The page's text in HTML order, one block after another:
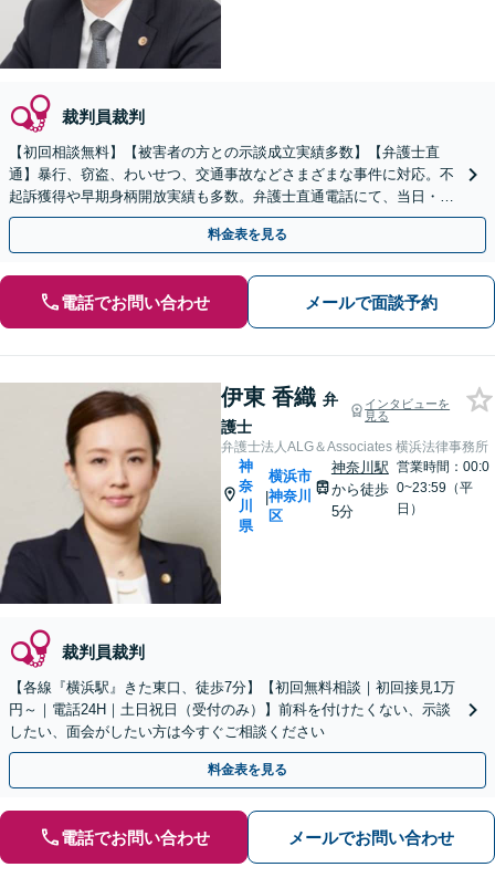
裁判員裁判
【初回相談無料】【被害者の方との示談成立実績多数】【弁護士直
通】暴行、窃盗、わいせつ、交通事故などさまざまな事件に対応。不
起訴獲得や早期身柄開放実績も多数。弁護士直通電話にて、当日・休
日・夜間の急な相談にもできる限り対応【日本大通駅3分】
料金表を見る
電話でお問い合わせ メールで面談予約
伊東 香織 弁
護士
インタビューを
見る
弁護士法人ALG＆Associates 横浜法律事務所
神
奈
川
県
|
横浜市
神奈川
区
神奈川駅
から徒歩
5分
営業時間：00:0
0~23:59（平
日）
裁判員裁判
【各線『横浜駅』きた東口、徒歩7分】【初回無料相談｜初回接見1万
円～｜電話24H｜土日祝日（受付のみ）】前科を付けたくない、示談
したい、面会がしたい方は今すぐご相談ください
料金表を見る
電話でお問い合わせ メールでお問い合わせ